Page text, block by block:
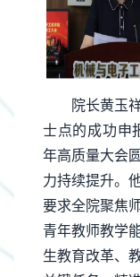
院长黄玉
士点的成功申
年高质量大会
力持续提升。
要求全院聚焦
青年教师教学
生教育改革、